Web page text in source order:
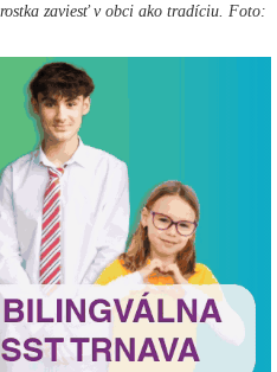
zaviesť v obci ako tradíciu. Foto: